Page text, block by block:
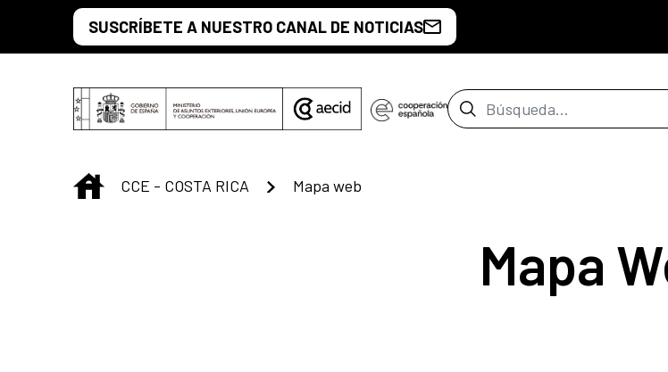
Saltar al contenido principal
SUSCRÍBETE A NUESTRO CANAL DE NOTICIAS
Barra de búsqueda
INICIO
CCE - COSTA RICA Mapa web
Mapa